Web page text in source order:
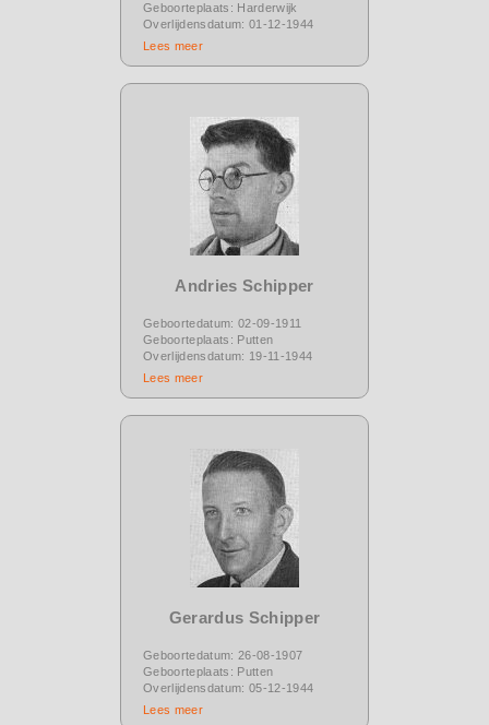
Geboorteplaats: Harderwijk
Overlijdensdatum: 01-12-1944
Lees meer
Andries Schipper
Geboortedatum: 02-09-1911
Geboorteplaats: Putten
Overlijdensdatum: 19-11-1944
Lees meer
Gerardus Schipper
Geboortedatum: 26-08-1907
Geboorteplaats: Putten
Overlijdensdatum: 05-12-1944
Lees meer